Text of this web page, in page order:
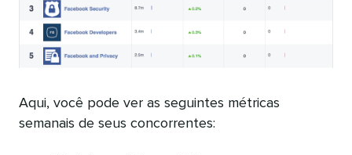
Aqui, você pode ver as seguintes métricas
semanais de seus concorrentes: